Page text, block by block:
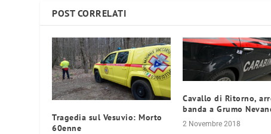
POST CORRELATI
Tragedia sul Vesuvio: Morto
60enne
Cavallo di Ritorno,
banda a Grumo
2 Novembre 2018